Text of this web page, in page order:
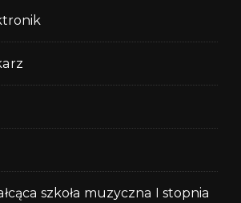
szkoła muzyczna I stopnia